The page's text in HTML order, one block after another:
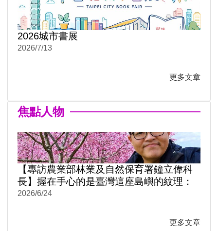
2026城市書展
2026/7/13
更多文章
焦點人物
【專訪農業部林業及自然保育署鐘立偉科
長】握在手心的是臺灣這座島嶼的紋理：
《阡陌之森》從月曆到米蠟筆
2026/6/24
更多文章